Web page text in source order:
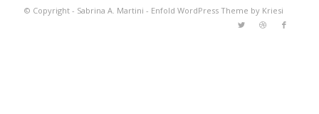
© Copyright - Sabrina A. Martini - Enfold WordPress Theme by Kriesi